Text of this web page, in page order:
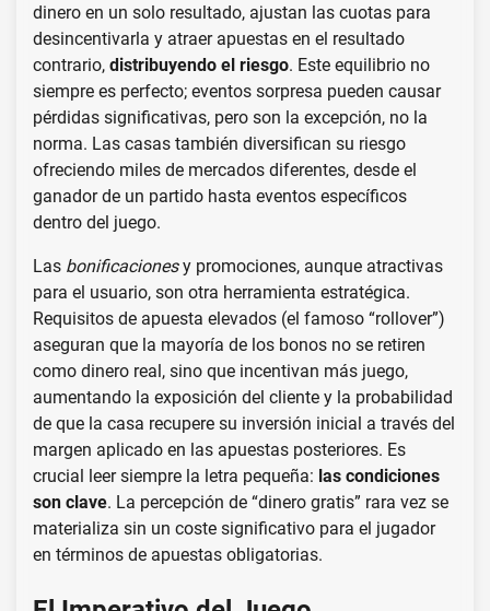
dinero en un solo resultado, ajustan las cuotas para
desincentivarla y atraer apuestas en el resultado
contrario, distribuyendo el riesgo. Este equilibrio no
siempre es perfecto; eventos sorpresa pueden causar
pérdidas significativas, pero son la excepción, no la
norma. Las casas también diversifican su riesgo
ofreciendo miles de mercados diferentes, desde el
ganador de un partido hasta eventos específicos
dentro del juego.
Las bonificacionesy promociones, aunque atractivas
para el usuario, son otra herramienta estratégica.
Requisitos de apuesta elevados (el famoso “rollover”)
aseguran que la mayoría de los bonos no se retiren
como dinero real, sino que incentivan más juego,
aumentando la exposición del cliente y la probabilidad
de que la casa recupere su inversión inicial a través del
margen aplicado en las apuestas posteriores. Es
crucial leer siempre la letra pequeña: las condiciones
son clave. La percepción de “dinero gratis” rara vez se
materializa sin un coste significativo para el jugador
en términos de apuestas obligatorias.